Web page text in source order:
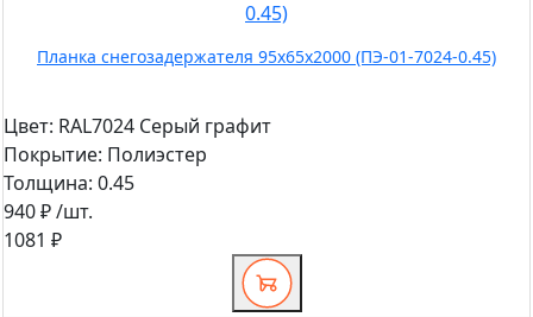
Планка снегозадержателя 95х65х2000 (ПЭ-01-7024-0.45)
Цвет: RAL7024 Серый графит
Покрытие: Полиэстер
Толщина: 0.45
940 ₽/шт.
1081 ₽